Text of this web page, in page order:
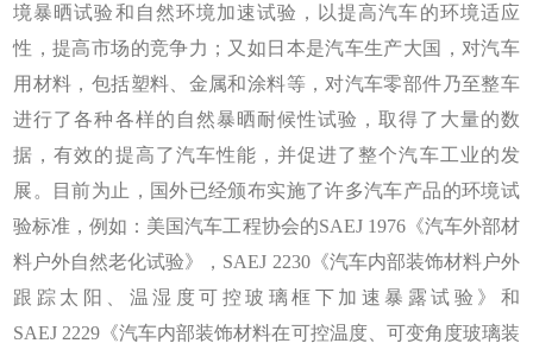
境暴晒试验和自然环境加速试验，以提高汽车的环境适应
性，提高市场的竞争力；又如日本是汽车生产大国，对汽车
用材料，包括塑料、金属和涂料等，对汽车零部件乃至整车
进行了各种各样的自然暴晒耐候性试验，取得了大量的数
据，有效的提高了汽车性能，并促进了整个汽车工业的发
展。目前为止，国外已经颁布实施了许多汽车产品的环境试
验标准，例如：美国汽车工程协会的SAEJ 1976《汽车外部材
料户外自然老化试验》，SAEJ 2230《汽车内部装饰材料户外
跟踪太阳、温湿度可控玻璃框下加速暴露试验》和
SAEJ 2229《汽车内部装饰材料在可控温度、可变角度玻璃装